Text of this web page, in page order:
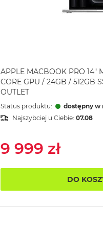
APPLE MACBOOK PRO 14"
CORE GPU / 24GB / 512GB
OUTLET
Status produktu:
dostępny w
Najszybciej u Ciebie:07.08
9 999 zł
DO